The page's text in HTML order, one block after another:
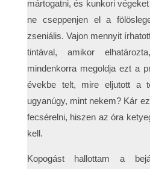
mártogatni, és kunkori
ne cseppenjen el a
zseniális. Vajon mennyit
tintával, amikor
mindenkorra megoldja ezt a
évekbe telt, mire eljutott a
ugyanúgy, mint nekem? Kár
fecsérelni, hiszen az óra
kell.
Kopogást hallottam a